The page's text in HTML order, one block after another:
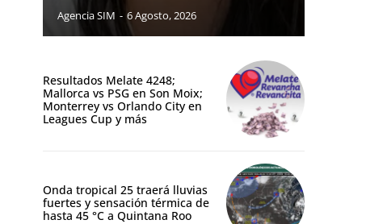
Agencia SIM - 6 Agosto, 2026
Resultados Melate 4248;
Mallorca vs PSG en Son Moix;
Monterrey vs Orlando City en
Leagues Cup y más
Onda tropical 25 traerá lluvias
fuertes y sensación térmica de
hasta 45 °C a Quintana Roo